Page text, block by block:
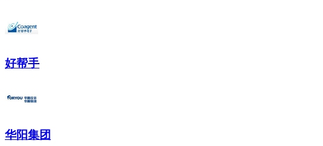
好帮手
华阳集团